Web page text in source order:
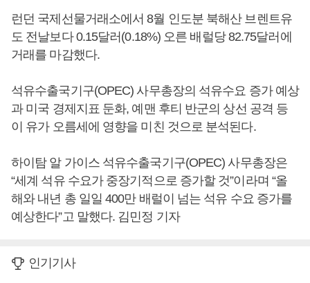
런던 국제선물거래소에서 8월 인도분 북해산 브렌트유
도 전날보다 0.15달러(0.18%) 오른 배럴당 82.75달러에
거래를 마감했다.
석유수출국기구(OPEC) 사무총장의 석유수요 증가 예상
과 미국 경제지표 둔화, 예맨 후티 반군의 상선 공격 등
이 유가 오름세에 영향을 미친 것으로 분석된다.
하이탐 알 가이스 석유수출국기구(OPEC) 사무총장은
“세계 석유 수요가 중장기적으로 증가할 것”이라며 “올
해와 내년 총 일일 400만 배럴이 넘는 석유 수요 증가를
예상한다”고 말했다. 김민정 기자
인기기사